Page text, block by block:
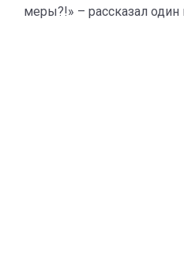
меры?!» – рассказал один